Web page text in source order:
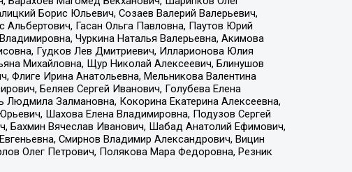
Борис Юльевич, Созаев Валерий Валерьевич,
Гасан Ольга Павловна, Паутов Юрий
Чуркина Наталья Валерьевна, Акимова
Гудков Лев Дмитриевич, Илларионова Юлия
Михайловна, Щур Николай Алексеевич, Блинушов
Флиге Ирина Анатольевна, Мельникова Валентина
Беляев Сергей Иванович, Голубева Елена
Людмила Залмановна, Кокорина Екатерина Алексеевна,
Шахова Елена Владимировна, Подузов Сергей
Бахмин Вячеслав Иванович, Шабад Анатолий Ефимович,
Смирнов Владимир Александрович, Вицин
Олег Петрович, Полякова Мара Федоровна, Резник